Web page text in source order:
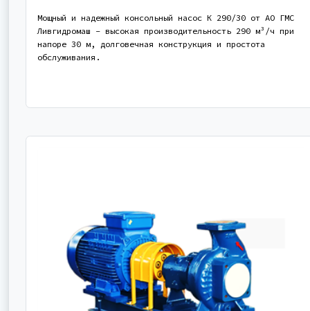
Мощный и надежный консольный насос К 290/30 от АО ГМС
Ливгидромаш - высокая производительность 290 м³/ч при
напоре 30 м, долговечная конструкция и простота
обслуживания.